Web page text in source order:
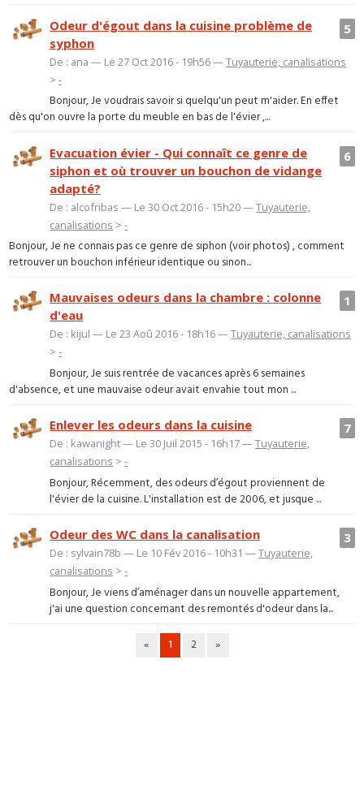
5
Odeur d'égout dans la cuisine problème de
syphon
De : ana — Le 27 Oct 2016 - 19h56 —Tuyauterie, canalisations
>-
Bonjour, Je voudrais savoir si quelqu'un peut m'aider. En effet
dès qu'on ouvre la porte du meuble en bas de l'évier ,...
6
Evacuation évier - Qui connaît ce genre de
siphon et où trouver un bouchon de vidange
adapté?
De : alcofribas — Le 30 Oct 2016 - 15h20 —Tuyauterie,
canalisations >-
Bonjour, Je ne connais pas ce genre de siphon (voir photos) , comment
retrouver un bouchon inférieur identique ou sinon...
1
Mauvaises odeurs dans la chambre : colonne
d'eau
De : kijul — Le 23 Aoû 2016 - 18h16 —Tuyauterie, canalisations
>-
Bonjour, Je suis rentrée de vacances après 6 semaines
d'absence, et une mauvaise odeur avait envahie tout mon ...
7
Enlever les odeurs dans la cuisine
De : kawanight — Le 30 Juil 2015 - 16h17 —Tuyauterie,
canalisations >-
Bonjour, Récemment, des odeurs d’égout proviennent de
l'évier de la cuisine. L'installation est de 2006, et jusque ...
3
Odeur des WC dans la canalisation
De : sylvain78b — Le 10 Fév 2016 - 10h31 —Tuyauterie,
canalisations >-
Bonjour, Je viens d’aménager dans un nouvelle appartement,
j'ai une question concernant des remontés d'odeur dans la...
« 1 2 »